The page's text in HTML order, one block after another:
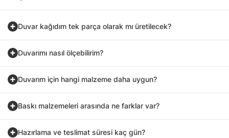
Duvar kağıdım tek parça olarak mı üretilecek?
Duvarımı nasıl ölçebilirim?
Duvarım için hangi malzeme daha uygun?
Baskı malzemeleri arasında ne farklar var?
Hazırlama ve teslimat süresi kaç gün?